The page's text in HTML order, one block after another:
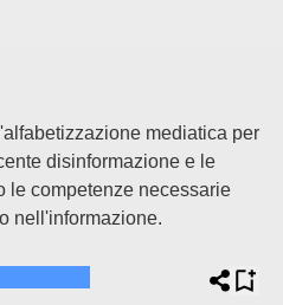
mediatica per
disinformazione e le
le competenze necessarie
nell'informazione.